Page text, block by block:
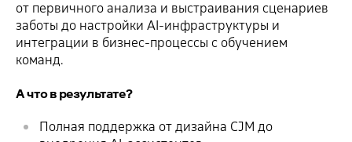
от первичного анализа и выстраивания сценариев
заботы до настройки AI-инфраструктуры и
интеграции в бизнес-процессы с обучением
команд.
А что в результате?
Полная поддержка от дизайна CJM до